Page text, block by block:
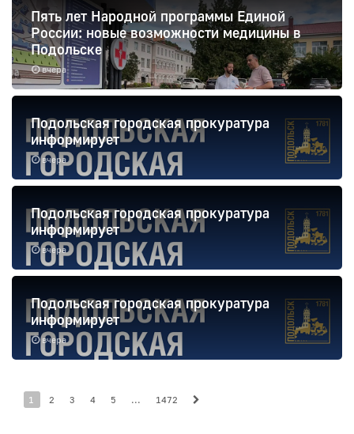
вчера
Пять лет Народной программы Единой
России: новые возможности медицины в
Подольске
вчера
Подольская городская прокуратура
информирует
вчера
Подольская городская прокуратура
информирует
вчера
Подольская городская прокуратура
информирует
1 2 3 4 5 ... 1472